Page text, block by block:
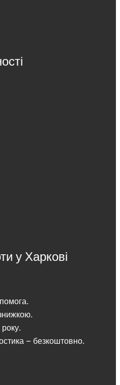
у Харкові
– безкоштовно.